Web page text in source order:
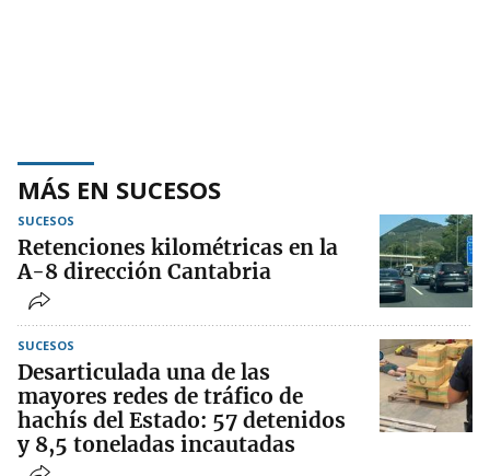
MÁS EN SUCESOS
SUCESOS
Retenciones kilométricas en la
A-8 dirección Cantabria
SUCESOS
Desarticulada una de las
mayores redes de tráfico de
hachís del Estado: 57 detenidos
y 8,5 toneladas incautadas